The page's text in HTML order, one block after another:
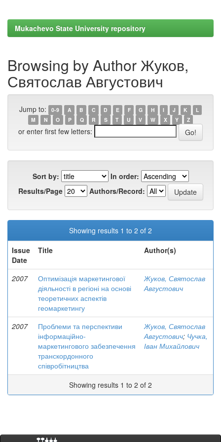
Mukachevo State University repository
Browsing by Author Жуков,
Святослав Августович
Jump to: 0-9 A B C D E F G H I J K
L
M
N O P Q R S T U V W X Y Z
or enter first few letters:
Sort by:
In order:
Results/Page
Authors/Record:
Showing results 1 to 2 of 2
Issue
Date
Title Author(s)
2007
Оптимізація маркетингової
діяльності в регіоні на основі
теоретичних аспектів
геомаркетингу
Жуков, Святослав
Августович
2007
Проблеми та перспективи
інформаційно-
маркетингового забезпечення
транскордонного
співробітництва
Жуков, Святослав
Августович; Чучка,
Іван Михайлович
Showing results 1 to 2 of 2